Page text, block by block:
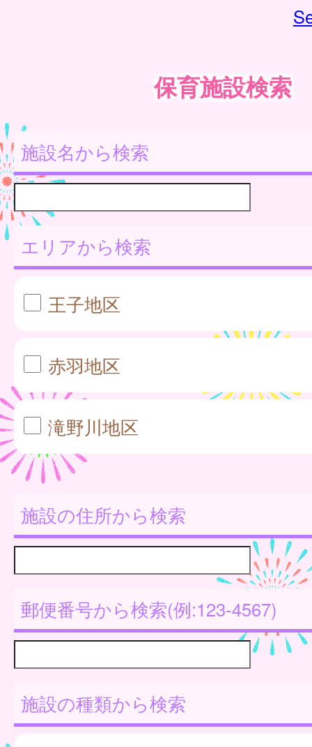
保育施設検索
施設名から検索
エリアから検索
王子地区
赤羽地区
滝野川地区
施設の住所から検索
郵便番号から検索(例:123-4567)
施設の種類から検索